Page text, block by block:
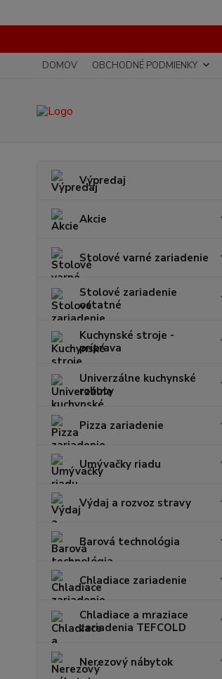
DOMOV OBCHODNÉ PODMIENKY
Výpredaj
Akcie
Stolové varné zariadenie
Stolové zariadenie
ostatné
Kuchynské stroje -
príprava
Univerzálne kuchynské
roboty
Pizza zariadenie
Umývačky riadu
Výdaj a rozvoz stravy
Barová technológia
Chladiace zariadenie
Chladiace a mraziace
zariadenia TEFCOLD
Nerezový nábytok